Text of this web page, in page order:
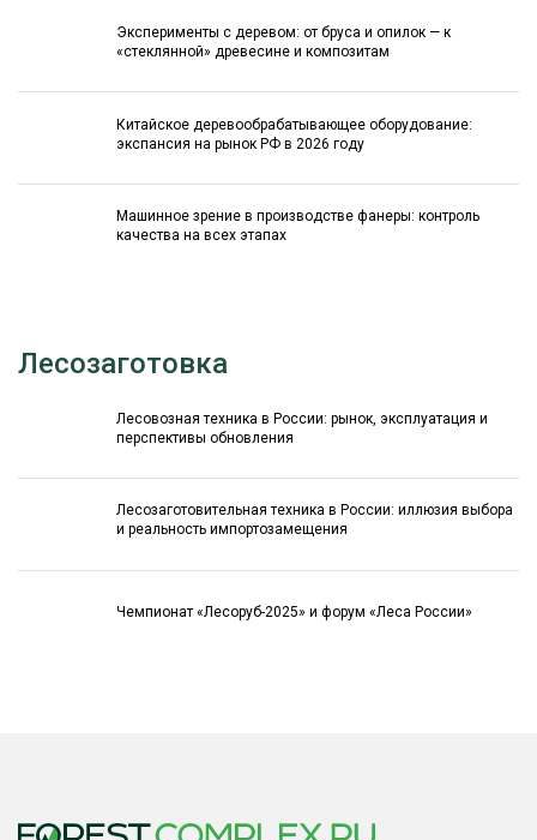
Эксперименты с деревом: от бруса и опилок — к
«стеклянной» древесине и композитам
Китайское деревообрабатывающее оборудование:
экспансия на рынок РФ в 2026 году
Машинное зрение в производстве фанеры: контроль
качества на всех этапах
Лесозаготовка
Лесовозная техника в России: рынок, эксплуатация и
перспективы обновления
Лесозаготовительная техника в России: иллюзия выбора
и реальность импортозамещения
Чемпионат «Лесоруб-2025» и форум «Леса России»